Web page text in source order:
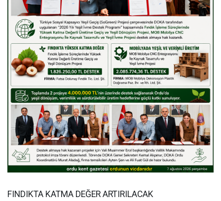
FINDIKTA KATMA DEĞER ARTIRILACAK